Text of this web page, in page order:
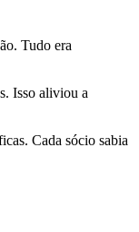
Tudo era
Isso aliviou a
Cada sócio sabia